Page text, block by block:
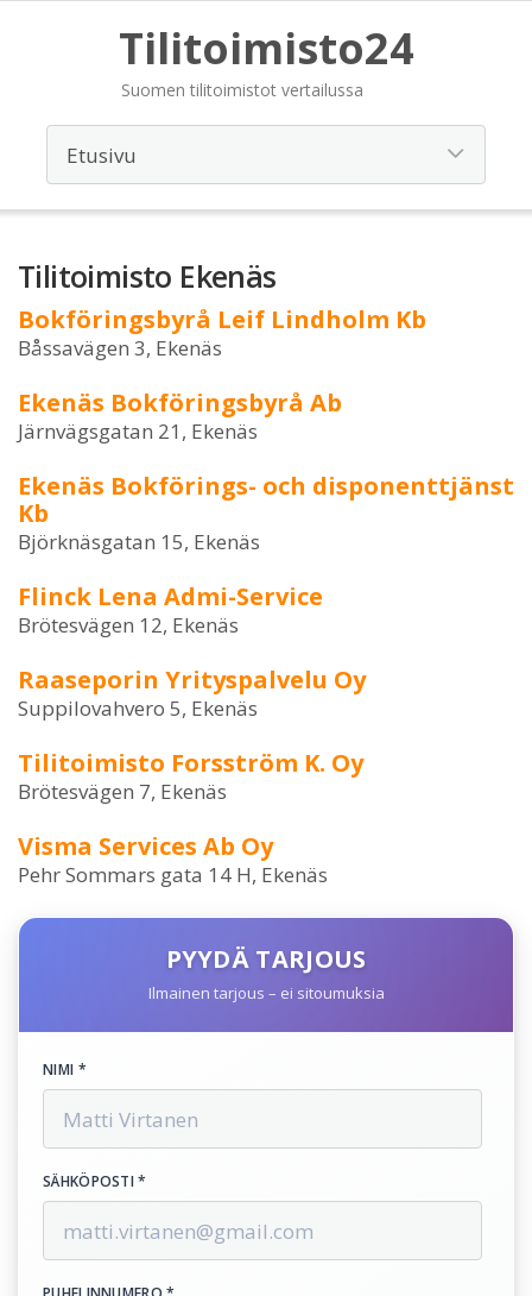
Tilitoimisto24
Suomen tilitoimistot vertailussa
Tilitoimisto Ekenäs
Bokföringsbyrå Leif Lindholm Kb
Båssavägen 3, Ekenäs
Ekenäs Bokföringsbyrå Ab
Järnvägsgatan 21, Ekenäs
Ekenäs Bokförings- och disponenttjänst
Kb
Björknäsgatan 15, Ekenäs
Flinck Lena Admi-Service
Brötesvägen 12, Ekenäs
Raaseporin Yrityspalvelu Oy
Suppilovahvero 5, Ekenäs
Tilitoimisto Forsström K. Oy
Brötesvägen 7, Ekenäs
Visma Services Ab Oy
Pehr Sommars gata 14 H, Ekenäs
PYYDÄ TARJOUS
Ilmainen tarjous – ei sitoumuksia
NIMI *
SÄHKÖPOSTI *